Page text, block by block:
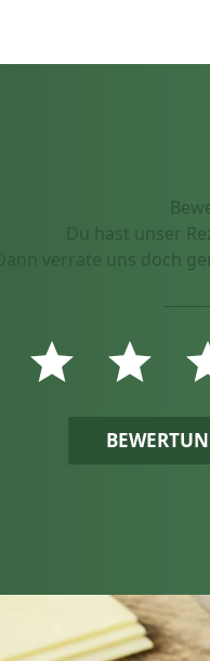
Du hast unser
Dann verrate uns doch